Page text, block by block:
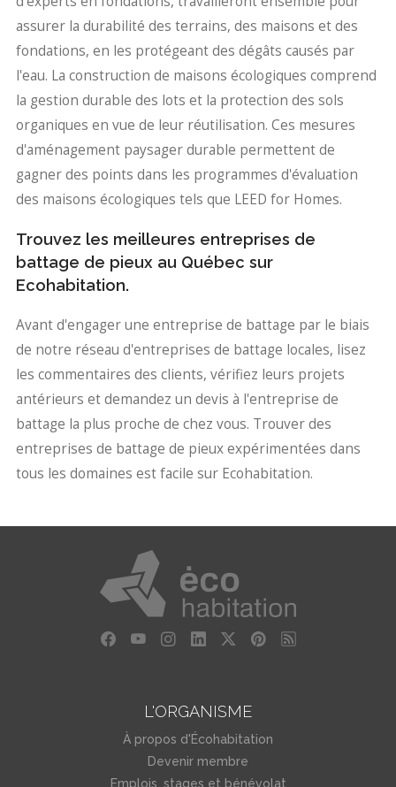
assurer la durabilité des terrains, des maisons et des
fondations, en les protégeant des dégâts causés par
l'eau. La construction de maisons écologiques comprend
la gestion durable des lots et la protection des sols
organiques en vue de leur réutilisation. Ces mesures
d'aménagement paysager durable permettent de
gagner des points dans les programmes d'évaluation
des maisons écologiques tels que LEED for Homes.
Trouvez les meilleures entreprises de
battage de pieux au Québec sur
Ecohabitation.
Avant d'engager une entreprise de battage par le biais
de notre réseau d'entreprises de battage locales, lisez
les commentaires des clients, vérifiez leurs projets
antérieurs et demandez un devis à l'entreprise de
battage la plus proche de chez vous. Trouver des
entreprises de battage de pieux expérimentées dans
tous les domaines est facile sur Ecohabitation.
L'ORGANISME
À propos d'Écohabitation
Devenir membre
Emplois, stages et bénévolat